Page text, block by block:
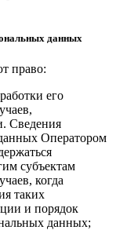
данных
право:
его
Сведения
Оператором
субъектам
когда
таких
и порядок
данных;